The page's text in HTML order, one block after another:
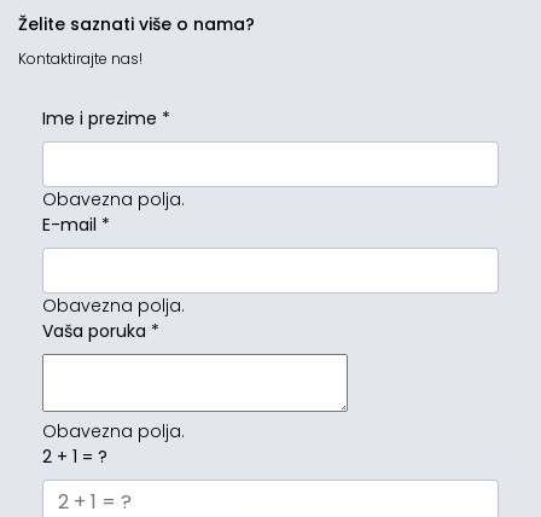
Želite saznati više o nama?
Kontaktirajte nas!
Ime i prezime *
Obavezna polja.
E-mail *
Obavezna polja.
Vaša poruka *
Obavezna polja.
2 + 1 = ?